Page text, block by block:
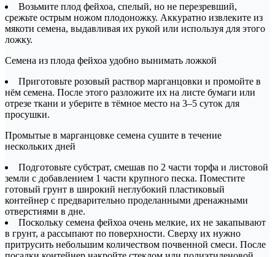
Возьмите плод фейхоа, спелый, но не перезревший,
срежьте острым ножом плодоножку. Аккуратно извлеките из
мякоти семена, выдавливая их рукой или используя для этого
ложку.
Семена из плода фейхоа удобно вынимать ложкой
Приготовьте розовый раствор марганцовки и промойте в
нём семена. После этого разложите их на листе бумаги или
отрезе ткани и уберите в тёмное место на 3–5 суток для
просушки.
Промытые в марганцовке семена сушите в течение
нескольких дней
Подготовьте субстрат, смешав по 2 части торфа и листовой
земли с добавлением 1 части крупного песка. Поместите
готовый грунт в широкий неглубокий пластиковый
контейнер с предварительно проделанными дренажными
отверстиями в дне.
Поскольку семена фейхоа очень мелкие, их не закапывают
в грунт, а рассыпают по поверхности. Сверху их нужно
притрусить небольшим количеством почвенной смеси. После